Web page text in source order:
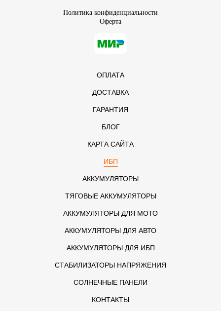
Политика конфиденциальности
Оферта
ОПЛАТА
ДОСТАВКА
ГАРАНТИЯ
БЛОГ
КАРТА САЙТА
ИБП
АККУМУЛЯТОРЫ
ТЯГОВЫЕ АККУМУЛЯТОРЫ
АККУМУЛЯТОРЫ ДЛЯ МОТО
АККУМУЛЯТОРЫ ДЛЯ АВТО
АККУМУЛЯТОРЫ ДЛЯ ИБП
СТАБИЛИЗАТОРЫ НАПРЯЖЕНИЯ
СОЛНЕЧНЫЕ ПАНЕЛИ
КОНТАКТЫ